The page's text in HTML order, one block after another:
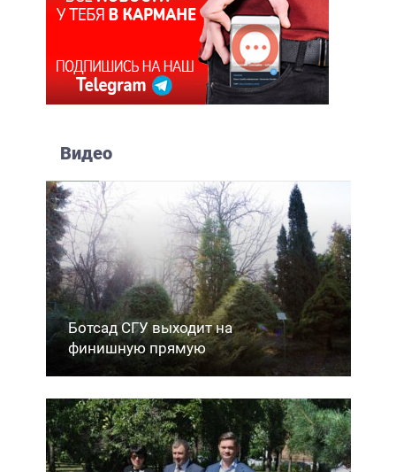
Видео
Ботсад СГУ выходит на
финишную прямую